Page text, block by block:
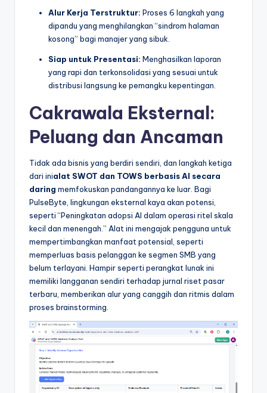
Alur Kerja Terstruktur: Proses 6 langkah yang
dipandu yang menghilangkan “sindrom halaman
kosong” bagi manajer yang sibuk.
Siap untuk Presentasi: Menghasilkan laporan
yang rapi dan terkonsolidasi yang sesuai untuk
distribusi langsung ke pemangku kepentingan.
Cakrawala Eksternal:
Peluang dan Ancaman
Tidak ada bisnis yang berdiri sendiri, dan langkah ketiga
dari inialat SWOT dan TOWS berbasis AI secara
daring memfokuskan pandangannya ke luar. Bagi
PulseByte, lingkungan eksternal kaya akan potensi,
seperti “Peningkatan adopsi AI dalam operasi ritel skala
kecil dan menengah.” Alat ini mengajak pengguna untuk
mempertimbangkan manfaat potensial, seperti
memperluas basis pelanggan ke segmen SMB yang
belum terlayani. Hampir seperti perangkat lunak ini
memiliki langganan sendiri terhadap jurnal riset pasar
terbaru, memberikan alur yang canggih dan ritmis dalam
proses brainstorming.